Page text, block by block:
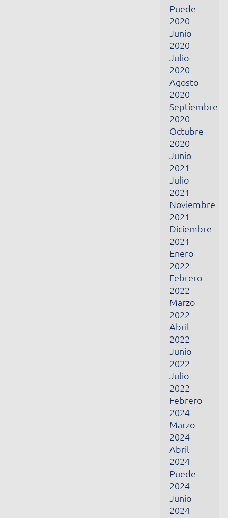
Octubre
2020
Junio
2021
2021
Noviembre
2021
Diciembre
2021
Enero
2022
Febrero
Marzo
Abril
2022
Junio
2022
Julio
2022
Febrero
2024
Marzo
2024
Abril
2024
Puede
2024
Junio
2024
Febrero
Marzo
2025
Abril
2025
Puede
2025
Diciembre
2025
Enero
2026
Febrero
2026